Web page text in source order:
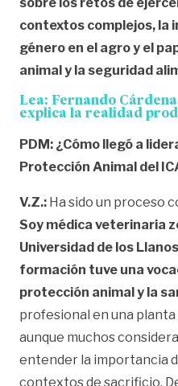
contextos complejos, la
género en el agro y el
animal y la seguridad
Lea: Fernando
explica la realidad
PDM: ¿Cómo llegó a
Protección Animal del
V.Z.: Ha sido un proceso
Soy médica veterinaria
Universidad de los
formación tuve una
protección animal y la
profesional en una
aunque muchos
entender la importancia
contextos de sacrificio.